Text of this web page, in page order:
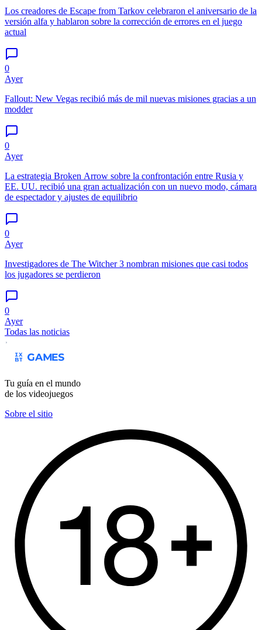
Los creadores de Escape from Tarkov celebraron el aniversario de la
versión alfa y hablaron sobre la corrección de errores en el juego
actual
0
Ayer
Fallout: New Vegas recibió más de mil nuevas misiones gracias a un
modder
0
Ayer
La estrategia Broken Arrow sobre la confrontación entre Rusia y
EE. UU. recibió una gran actualización con un nuevo modo, cámara
de espectador y ajustes de equilibrio
0
Ayer
Investigadores de The Witcher 3 nombran misiones que casi todos
los jugadores se perdieron
0
Ayer
Todas las noticias
Tu guía en el mundo
de los videojuegos
Sobre el sitio